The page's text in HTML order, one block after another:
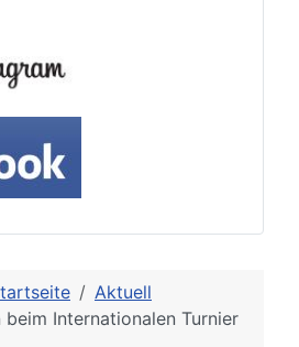
Aktuell
Internationalen Turnier